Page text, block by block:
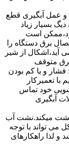
و ﻋﻤﻞ آﺑﮕﯿﺮی ﻗﻄﻊ
ﺑﺴﯿﺎر زﯾﺎد
است
برق دستگاه را
آید،اشکال از شیر
متوقف
فشار و یا کم بودن
تعمیرکار
خود تماس
آبگیری
ﻧﺸﺖ میکند.نشت آب
می تواند با توجه
و لذا راهکارهای